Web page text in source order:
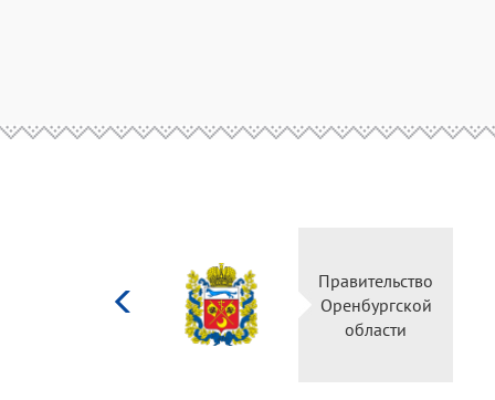
Министерство
культуры
Российской
федерации